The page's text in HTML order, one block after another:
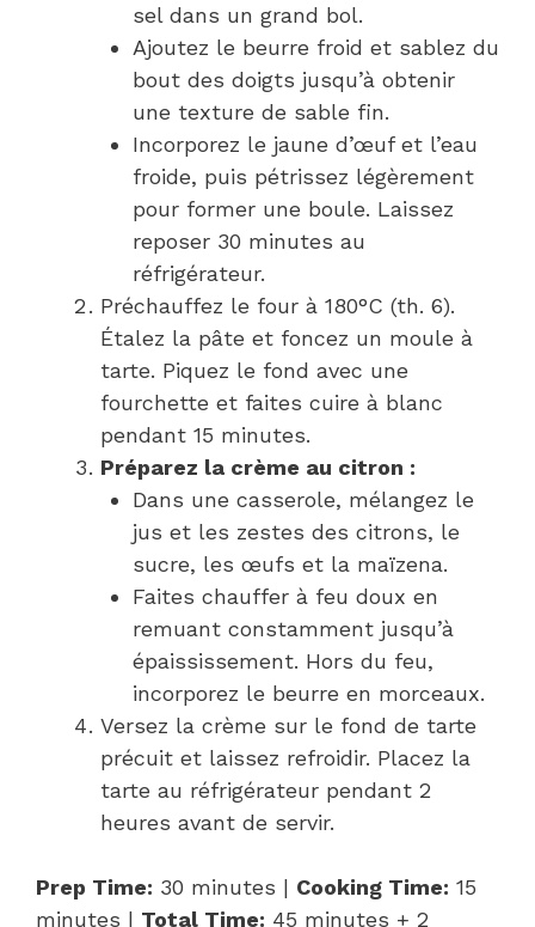
sel dans un grand bol.
Ajoutez le beurre froid et sablez du
bout des doigts jusqu’à obtenir
une texture de sable fin.
Incorporez le jaune d’œuf et l’eau
froide, puis pétrissez légèrement
pour former une boule. Laissez
reposer 30 minutes au
réfrigérateur.
Préchauffez le four à 180°C (th. 6).
Étalez la pâte et foncez un moule à
tarte. Piquez le fond avec une
fourchette et faites cuire à blanc
pendant 15 minutes.
Préparez la crème au citron :
Dans une casserole, mélangez le
jus et les zestes des citrons, le
sucre, les œufs et la maïzena.
Faites chauffer à feu doux en
remuant constamment jusqu’à
épaississement. Hors du feu,
incorporez le beurre en morceaux.
Versez la crème sur le fond de tarte
précuit et laissez refroidir. Placez la
tarte au réfrigérateur pendant 2
heures avant de servir.
Prep Time: 30 minutes | Cooking Time: 15
minutes | Total Time: 45 minutes + 2